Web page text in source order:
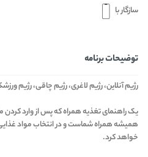
سازگار با
توضیحات برنامه
رژیم آنلاین، رژیم لاغری، رژیم چاقی، رژیم
یک راهنمای تغذیه همراه که پس از وارد
همیشه همراه شماست و در انتخاب مواد
خواهد کرد.